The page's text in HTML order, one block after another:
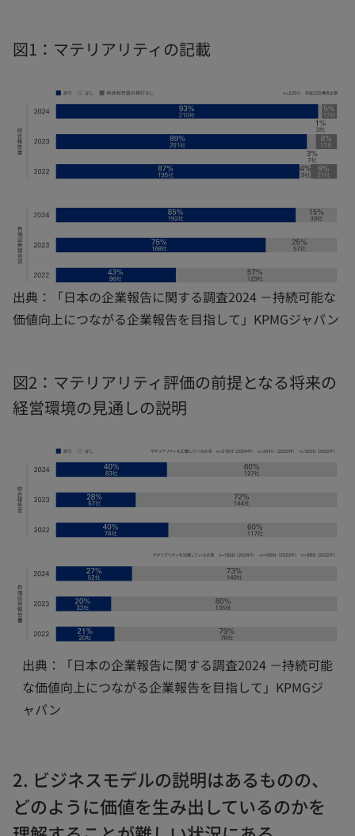
図1：マテリアリティの記載
出典：「日本の企業報告に関する調査2024 －持続可能な
価値向上につながる企業報告を目指して」KPMGジャパン
図2：マテリアリティ評価の前提となる将来の
経営環境の見通しの説明
出典：「日本の企業報告に関する調査2024 －持続可能
な価値向上につながる企業報告を目指して」KPMGジ
ャパン
2. ビジネスモデルの説明はあるものの、
どのように価値を生み出しているのかを